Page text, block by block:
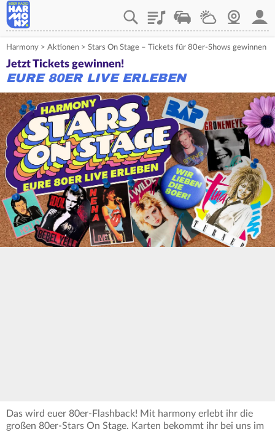
PlaylistVerkehrWetterWebcam
Harmony > Aktionen > Stars On Stage – Tickets für 80er-Shows gewinnen
Jetzt Tickets gewinnen!
EURE 80ER LIVE ERLEBEN
Das wird euer 80er-Flashback! Mit harmony erlebt ihr die
großen 80er-Stars On Stage. Karten bekommt ihr bei uns im